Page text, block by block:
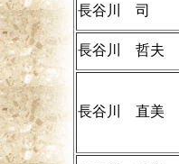
長谷川 司
長谷川 哲夫
長谷川 直美